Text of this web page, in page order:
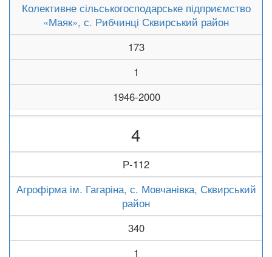
Колективне сільськогосподарське підприємство
«Маяк», с. Рибчинці Сквирський район
173
1
1946-2000
4
Р-112
Агрофірма ім. Гагаріна, с. Мовчанівка, Сквирський
район
340
1